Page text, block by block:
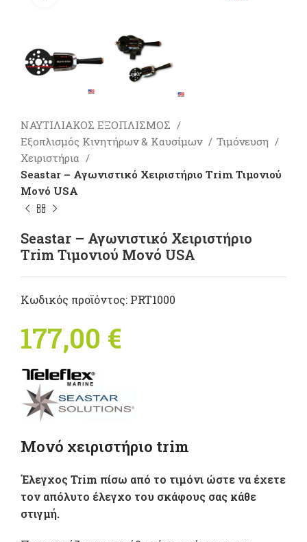
ΝΑΥΤΙΛΙΑΚΟΣ ΕΞΟΠΛΙΣΜΟΣ
Εξοπλισμός Κινητήρων & Καυσίμων
Τιμόνευση
Χειριστήρια
Seastar – Αγωνιστικό Χειριστήριο Τrim Τιμονιού
Μονό USA
Seastar – Αγωνιστικό Χειριστήριο
Τrim Τιμονιού Μονό USA
Κωδικός προϊόντος: PRT1000
177,00 €
Μονό χειριστήριο trim
Έλεγχος Trim πίσω από το τιμόνι ώστε να έχετε
τον απόλυτο έλεγχο του σκάφους σας κάθε
στιγμή.